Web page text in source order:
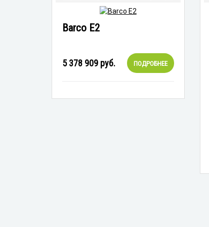
Barco E2
5 378 909 руб. ПОДРОБНЕЕ